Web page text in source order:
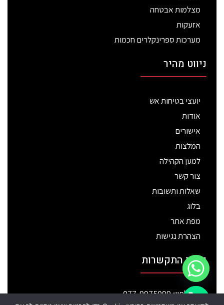
מצלמות אבטחה
אזעקות
מערכות ספרינקלרים חכמות
ניווט מהיר
יועצי בטיחות אש
אודות
אישורים
המלצות
למען הקהילה
צור קשר
שאלות ותשובות
בלוג
מפת אתר
הצהרת נגישות
פרטי התקשרות
טלפון: 077-9975099
chaty